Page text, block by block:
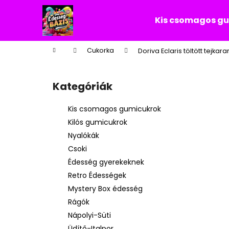
tartalomhoz
Kis csomagos
KezdőlapCukorka Doriva Eclaris töltött
Kategóriák
átugrása
Kategóriák
Kis csomagos gumicukrok
Kilós gumicukrok
Nyalókák
Csoki
Édesség gyerekeknek
Retro Édességek
Mystery Box édesség
Rágók
Nápolyi-Süti
á
Vissza
a boltba
Vissza
a boltba